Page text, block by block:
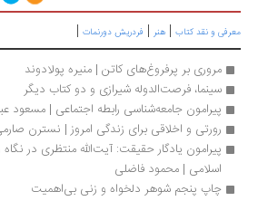
و نقد کتاب|هنر|فردریش دورنمات|
مروری بر پرفروغ‌های کاتن | منیره پولادوند
سینما، فرصت‌الدوله شیرازی و دو کتاب دیگر
پیرامون جامعه‌شناسی رابطه اجتماعی | مسعود عباس‌زاده
رورتی و اخلاقی برای زندگی امروز | نسترن صارمی
اسلامی | محمود فاضلی
چاپ پنجم شوهر دلخواه و زنی بی‌اهمیت